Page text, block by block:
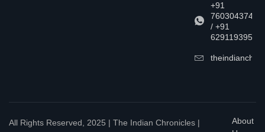
+91
7603043747
/ +91
6291193957
All Rights Reserved, 2025 | The Indian Chronicles |
About